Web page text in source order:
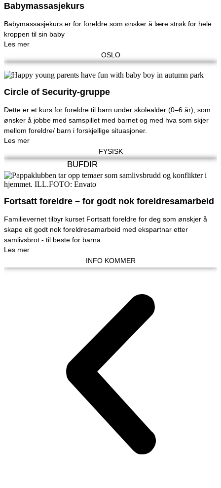
Babymassasjekurs
Babymassasjekurs er for foreldre som ønsker å lære strøk for hele
kroppen til sin baby
Les mer
OSLO
Circle of Security-gruppe
Dette er et kurs for foreldre til barn under skolealder (0–6 år), som
ønsker å jobbe med samspillet med barnet og med hva som skjer
mellom foreldre/ barn i forskjellige situasjoner.
Les mer
FYSISK
BUFDIR
Fortsatt foreldre – for godt nok foreldresamarbeid
Familievernet tilbyr kurset Fortsatt foreldre for deg som ønskjer å
skape eit godt nok foreldresamarbeid med ekspartnar etter
samlivsbrot - til beste for barna.
Les mer
INFO KOMMER